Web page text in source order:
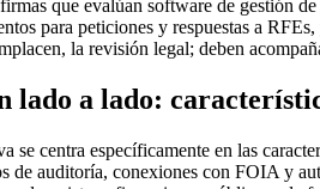
que evalúan software de gestión
para peticiones y respuestas a
la revisión legal; deben
lado a lado:
se centra específicamente en las
de auditoría, conexiones con FOIA y